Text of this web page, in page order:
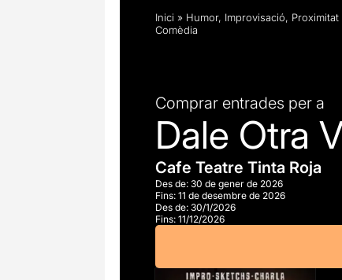
Inici » Humor, Improvisació, Proximitat
Comèdia
Comprar entrades per a
Dale Otra
Cafe Teatre Tinta Roja
Des de: 30 de gener de 2026
Fins: 11 de desembre de 2026
Des de: 30/1/2026
Fins: 11/12/2026